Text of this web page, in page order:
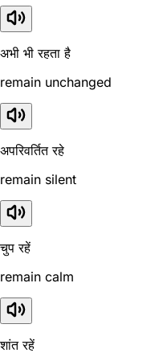
अभी भी रहता है
remain unchanged
अपरिवर्तित रहे
remain silent
चुप रहें
remain calm
शांत रहें